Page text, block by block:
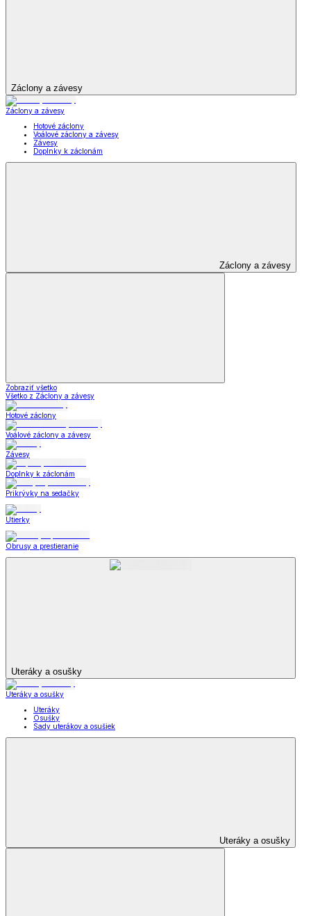
Záclony a závesy
Záclony a závesy
Hotové záclony
Voálové záclony a závesy
Závesy
Doplnky k záclonám
Záclony a závesy
Zobraziť všetko
Všetko z Záclony a závesy
Hotové záclony
Voálové záclony a závesy
Závesy
Doplnky k záclonám
Prikrývky na sedačky
Utierky
Obrusy a prestieranie
Uteráky a osušky
Uteráky a osušky
Uteráky
Osušky
Sady uterákov a osušiek
Uteráky a osušky